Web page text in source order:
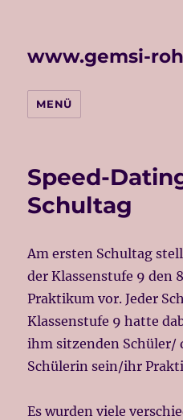
www.gemsi-
MENÜ
Speed-
Schultag
Am ersten Schultag
der Klassenstufe 9 den
Praktikum vor. Jeder
Klassenstufe 9 hatte
ihm sitzenden Schüler/
Schülerin sein/ihr
Es wurden viele